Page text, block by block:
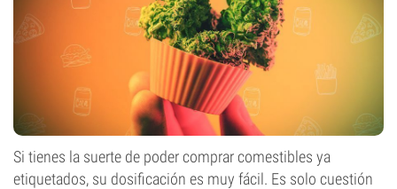
Si tienes la suerte de poder comprar comestibles ya
etiquetados, su dosificación es muy fácil. Es solo cuestión